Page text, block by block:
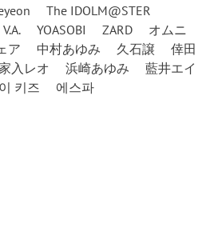
The IDOLM@STER
V.A. YOASOBI ZARD
オムニ
ア 中村あゆみ 久石譲
倖田
入レオ 浜崎あゆみ
藍井エイ
키즈 에스파